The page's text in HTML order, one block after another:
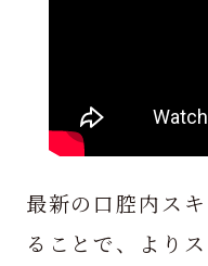
最新の口腔内ス
ることで、より